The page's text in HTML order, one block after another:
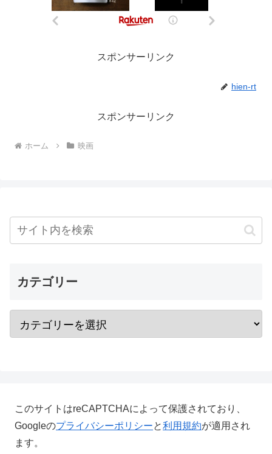
スポンサーリンク
hien-rt
スポンサーリンク
ホーム 映画
カテゴリー
このサイトはreCAPTCHAによって保護されており、
Googleのプライバシーポリシーと利用規約が適用され
ます。